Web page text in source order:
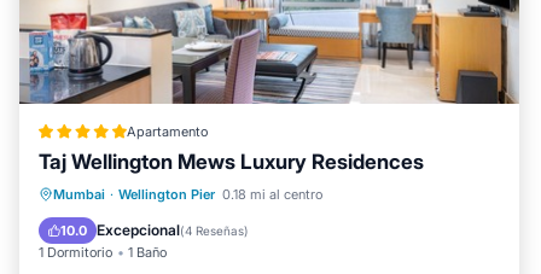
Apartamento
Taj Wellington Mews Luxury Residences
Mumbai · Wellington Pier 0.18 mi al centro
10.0 Excepcional(4 Reseñas)
1 Dormitorio 1 Baño
Frente al mar
Bañera de hidromasaje
Desayuno
Aparcamiento